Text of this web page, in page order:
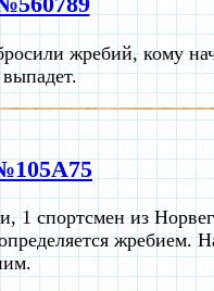
жребий, кому
1 спортсмен из
жребием.